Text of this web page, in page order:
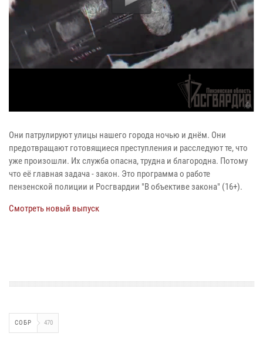
Они патрулируют улицы нашего города ночью и днём. Они
предотвращают готовящиеся преступления и расследуют те, что
уже произошли. Их служба опасна, трудна и благородна. Потому
что её главная задача - закон. Это программа о работе
пензенской полиции и Росгвардии "В объективе закона" (16+).
Смотреть новый выпуск
СОБР 470